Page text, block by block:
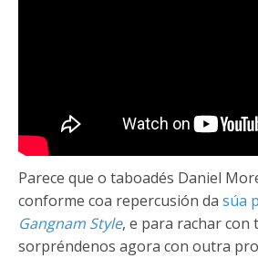
Parece que o taboadés Daniel
conforme coa repercusión da súa
Gangnam Style, e para rachar
sorpréndenos agora con outra